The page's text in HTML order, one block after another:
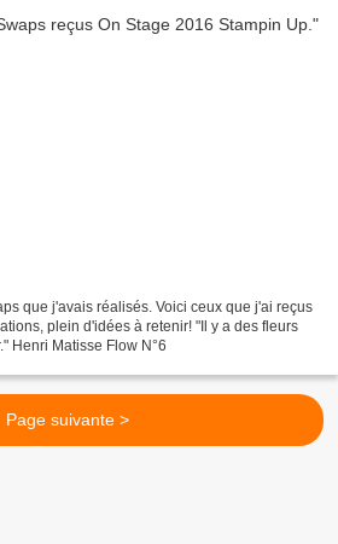
que j'avais réalisés. Voici ceux que j'ai reçus
plein d'idées à retenir! "Il y a des fleurs
Henri Matisse Flow N°6
Page suivante >